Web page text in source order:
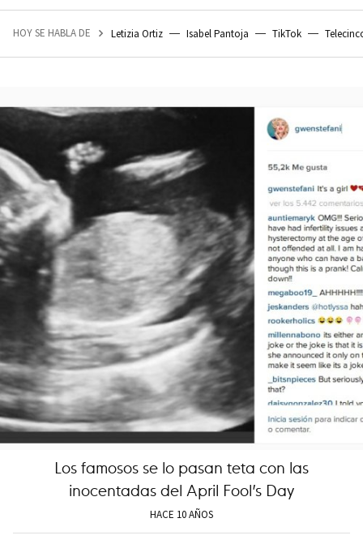
HOY SE HABLA DE Letizia Ortiz Isabel Pantoja TikTok
Los famosos se lo pasan teta con las
inocentadas del April Fool’s Day
HACE 10 AÑOS